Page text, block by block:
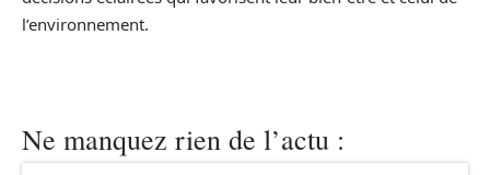
l’environnement.
Ne manquez rien de l’actu :